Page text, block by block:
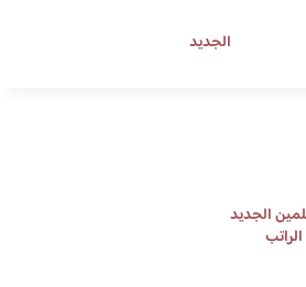
الجديد
الجديد